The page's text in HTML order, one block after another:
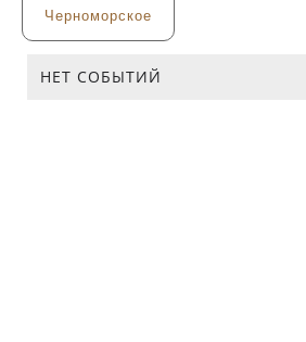
Черноморское
НЕТ СОБЫТИЙ